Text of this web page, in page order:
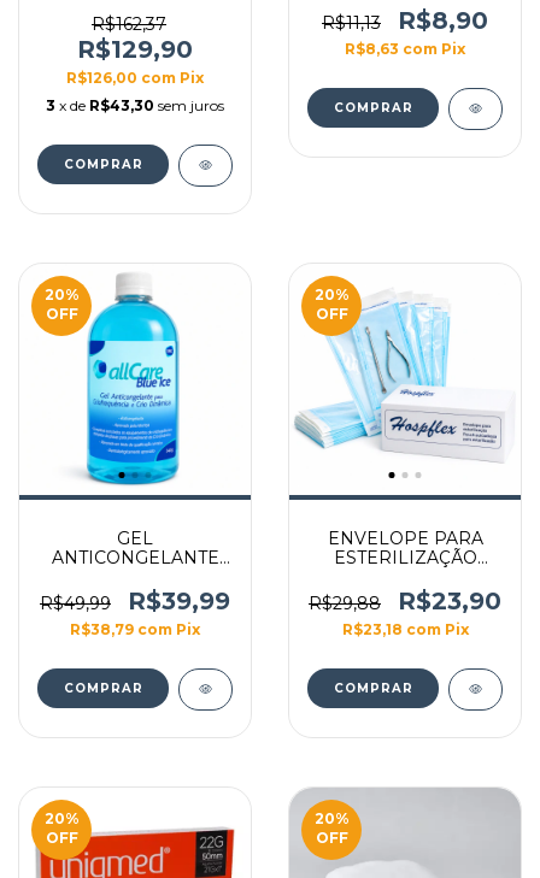
TECH ULTRANEB
DESK 2 INFANTIL E
ADULTO
R$162,37
R$129,90
R$126,00 com Pix
3 x de R$43,30 sem juros
R$11,13
R$8,90
R$8,63 com Pix
20%
OFF
GEL
ANTICONGELANTE
R$49,99
R$39,99
R$38,79 com Pix
20%
OFF
ENVELOPE PARA
ESTERILIZAÇÃO
9CM X 23CM COM
100UN
R$29,88 R$23,90
R$23,18 com Pix
20%
OFF
20%
OFF